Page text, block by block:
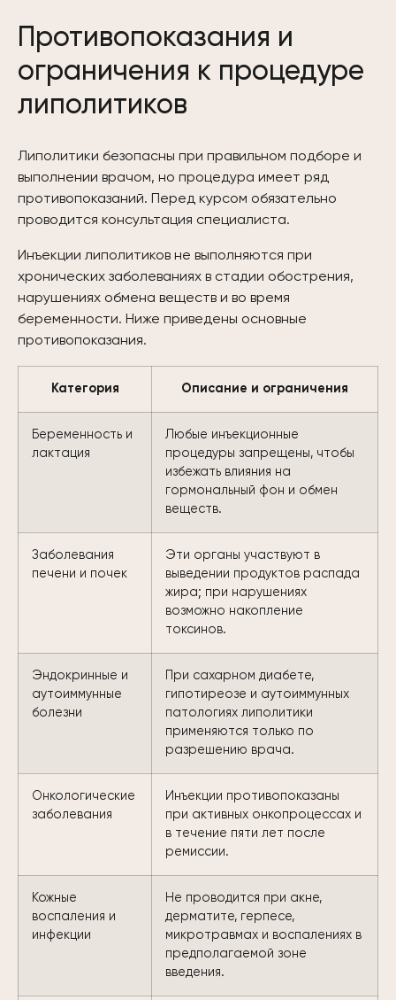
Противопоказания и
ограничения к процедуре
липолитиков
Липолитики безопасны при правильном подборе и
выполнении врачом, но процедура имеет ряд
противопоказаний. Перед курсом обязательно
проводится консультация специалиста.
Инъекции липолитиков не выполняются при
хронических заболеваниях в стадии обострения,
нарушениях обмена веществ и во время
беременности. Ниже приведены основные
противопоказания.
Категория Описание и ограничения
Беременность и
лактация
Любые инъекционные
процедуры запрещены, чтобы
избежать влияния на
гормональный фон и обмен
веществ.
Заболевания
печени и почек
Эти органы участвуют в
выведении продуктов распада
жира; при нарушениях
возможно накопление
токсинов.
Эндокринные и
аутоиммунные
болезни
При сахарном диабете,
гипотиреозе и аутоиммунных
патологиях липолитики
применяются только по
разрешению врача.
Онкологические
заболевания
Инъекции противопоказаны
при активных онкопроцессах и
в течение пяти лет после
ремиссии.
Кожные
воспаления и
инфекции
Не проводится при акне,
дерматите, герпесе,
микротравмах и воспалениях в
предполагаемой зоне
введения.